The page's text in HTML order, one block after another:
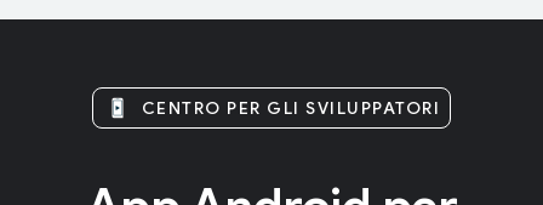
CENTRO PER GLI SVILUPPATORI